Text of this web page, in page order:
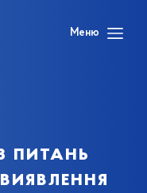
Меню
питань